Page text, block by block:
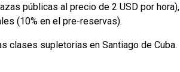
públicas al precio de 2 USD por hora),
(10% en el pre-reservas).
clases supletorias en Santiago de Cuba.